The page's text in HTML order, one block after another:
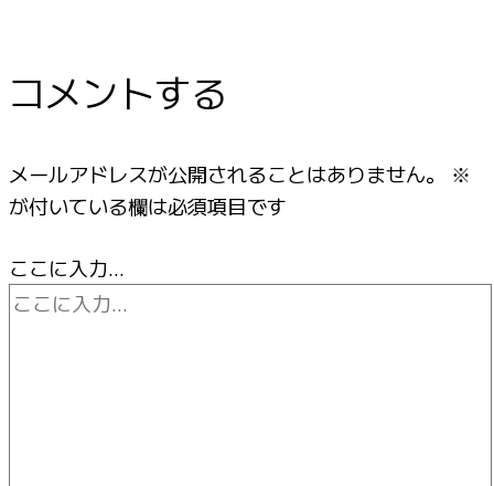
コメントする
メールアドレスが公開されることはありません。
※
が付いている欄は必須項目です
ここに入力…